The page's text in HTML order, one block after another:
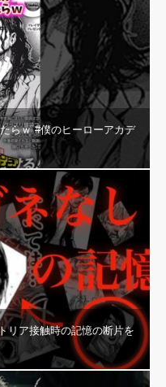
らｗ #僕のヒーローアカデ
リア接触時の記憶の断片を